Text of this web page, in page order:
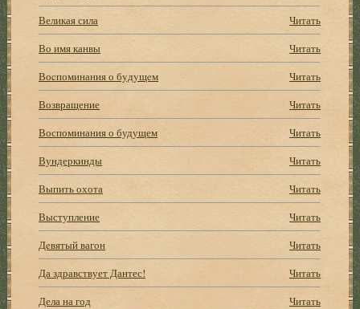
Великая сила
Читать
Во имя канвы
Читать
Воcпоминания о бyдyщeм
Читать
Возвращение
Читать
Воспоминания о будущем
Читать
Вундеркинды
Читать
Выпить охота
Читать
Выступление
Читать
Дeвятый вагон
Читать
Да здравствует Дантес!
Читать
Дела на год
Читать